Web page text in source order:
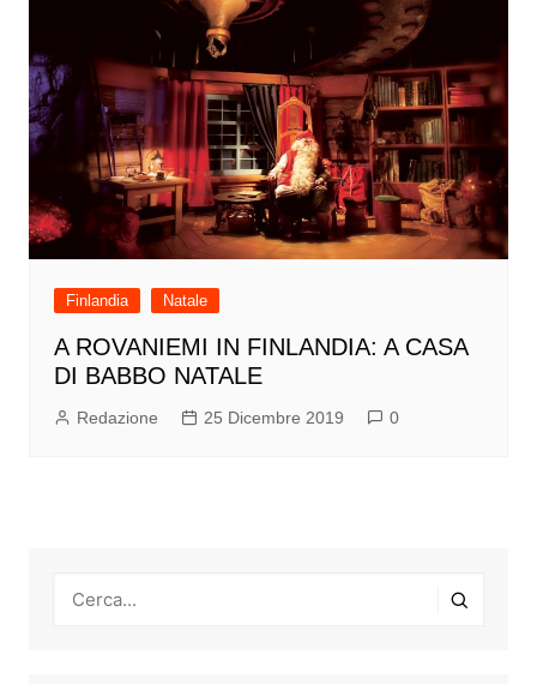
Finlandia Natale
A ROVANIEMI IN FINLANDIA: A CASA
DI BABBO NATALE
Redazione 25 Dicembre 2019 0